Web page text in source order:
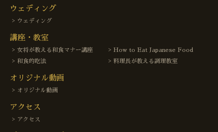
ウェディング
ウェディング
講座・教室
女将が教える和食マナー講座
How to Eat Japanese Food
和食的吃法
料理長が教える調理教室
オリジナル動画
オリジナル動画
アクセス
アクセス